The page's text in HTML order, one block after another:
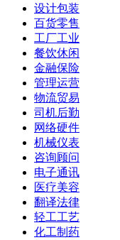
设计包装
百货零售
工厂工业
餐饮休闲
金融保险
管理运营
物流贸易
司机后勤
网络硬件
机械仪表
咨询顾问
电子通讯
医疗美容
翻译法律
轻工工艺
化工制药